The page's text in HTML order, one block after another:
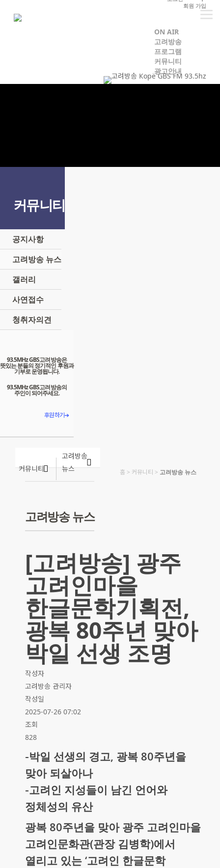
ON AIR
고려방송
프로그램
커뮤니티
광고안내
회원 가입
커뮤니티
공지사항
고려방송 뉴스
갤러리
사연접수
청취자의견
93.5MHz GBS고려방송은
뜻있는 분들의 정기적인 후원과
기부로 운영됩니다.
93.5MHz GBS고려방송의
주인이 되어주세요.
후원하기➔
커뮤니티
고려방송
뉴스
홈 > 커뮤니티 > 고려방송 뉴스
고려방송 뉴스
[고려방송] 광주
고려인마을
한글문학기획전,
광복 80주년 맞아
박일 선생 조명
작성자
고려방송 관리자
작성일
2025-07-26 07:02
조회
828
-박일 선생의 경고, 광복 80주년을
맞아 되살아나
-고려인 지성들이 남긴 언어와
정체성의 유산
광복 80주년을 맞아 광주 고려인마을
고려인문화관(관장 김병학)에서
열리고 있는 ‘고려인 한글문학